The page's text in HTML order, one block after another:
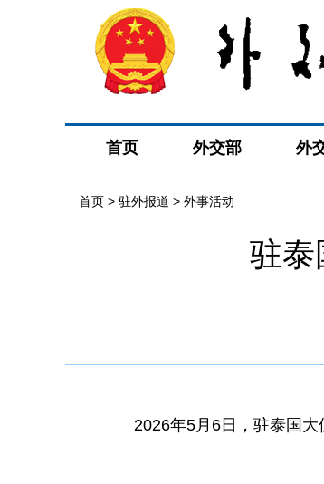
首页 外交部 外
首页 > 驻外报道 > 外事活动
驻泰
2026年5月6日，驻泰国大